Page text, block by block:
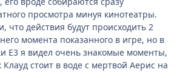
просмотра минуя кинотеатры.
что действия будут происходить 2
момента показанного в игре, но в
E3 я видел очень знакомые моменты,
стоит в воде с мертвой Аерис на